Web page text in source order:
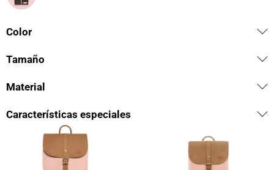
Color
Tamaño
Material
Características especiales